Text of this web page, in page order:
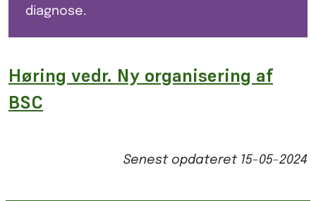
diagnose.
Høring vedr. Ny organisering af
BSC
Senest opdateret 15-05-2024